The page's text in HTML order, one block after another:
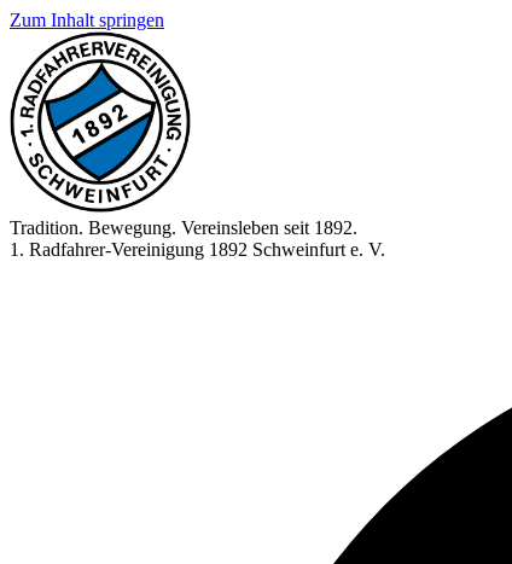
Zum Inhalt springen
Tradition. Bewegung. Vereinsleben seit 1892.
1. Radfahrer-Vereinigung 1892 Schweinfurt e. V.